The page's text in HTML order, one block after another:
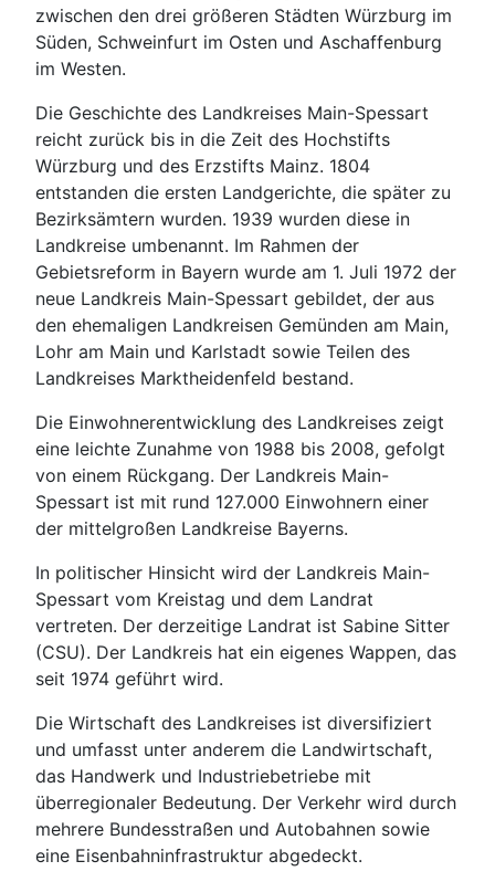
zwischen den drei größeren Städten Würzburg im
Süden, Schweinfurt im Osten und Aschaffenburg
im Westen.
Die Geschichte des Landkreises Main-Spessart
reicht zurück bis in die Zeit des Hochstifts
Würzburg und des Erzstifts Mainz. 1804
entstanden die ersten Landgerichte, die später zu
Bezirksämtern wurden. 1939 wurden diese in
Landkreise umbenannt. Im Rahmen der
Gebietsreform in Bayern wurde am 1. Juli 1972 der
neue Landkreis Main-Spessart gebildet, der aus
den ehemaligen Landkreisen Gemünden am Main,
Lohr am Main und Karlstadt sowie Teilen des
Landkreises Marktheidenfeld bestand.
Die Einwohnerentwicklung des Landkreises zeigt
eine leichte Zunahme von 1988 bis 2008, gefolgt
von einem Rückgang. Der Landkreis Main-
Spessart ist mit rund 127.000 Einwohnern einer
der mittelgroßen Landkreise Bayerns.
In politischer Hinsicht wird der Landkreis Main-
Spessart vom Kreistag und dem Landrat
vertreten. Der derzeitige Landrat ist Sabine Sitter
(CSU). Der Landkreis hat ein eigenes Wappen, das
seit 1974 geführt wird.
Die Wirtschaft des Landkreises ist diversifiziert
und umfasst unter anderem die Landwirtschaft,
das Handwerk und Industriebetriebe mit
überregionaler Bedeutung. Der Verkehr wird durch
mehrere Bundesstraßen und Autobahnen sowie
eine Eisenbahninfrastruktur abgedeckt.